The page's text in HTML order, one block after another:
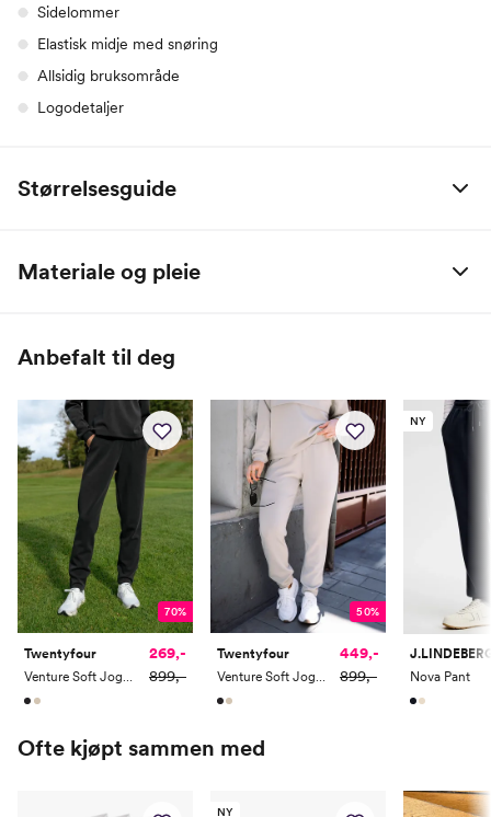
Sidelommer
Elastisk midje med snøring
Allsidig bruksområde
Logodetaljer
Størrelsesguide
Bryst 75
Hofte 93
Innersøm 78 78.5 79 79.5 80
Materiale og pleie
Anbefalt til deg
70%
Twentyfour
Venture Soft Jogger
269,-
899,-
50%
Twentyfour
Venture Soft Jogger
449,-
899,-
NY
Nova Pant
Ofte kjøpt sammen med
NY